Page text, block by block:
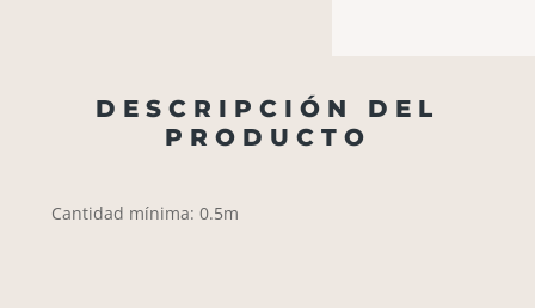
DESCRIPCIÓN DEL
PRODUCTO
Cantidad mínima: 0.5m